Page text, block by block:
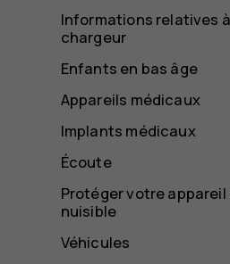
Informations relatives
chargeur
Enfants en bas âge
Appareils médicaux
Implants médicaux
Écoute
Protéger votre
nuisible
Véhicules